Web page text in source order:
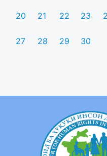
20 21 22 23
27 28 29 30